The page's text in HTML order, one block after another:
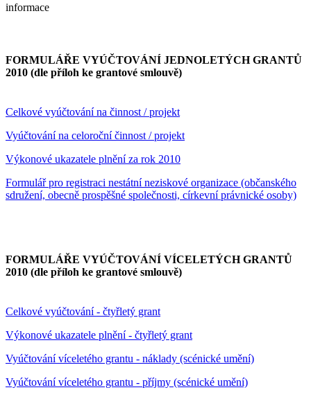
informace
FORMULÁŘE VYÚČTOVÁNÍ JEDNOLETÝCH GRANTŮ
2010 (dle příloh ke grantové smlouvě)
Celkové vyúčtování na činnost / projekt
Vyúčtování na celoroční činnost / projekt
Výkonové ukazatele plnění za rok 2010
Formulář pro registraci nestátní neziskové organizace (občanského
sdružení, obecně prospěšné společnosti, církevní právnické osoby)
FORMULÁŘE VYÚČTOVÁNÍ VÍCELETÝCH GRANTŮ
2010 (dle příloh ke grantové smlouvě)
Celkové vyúčtování - čtyřletý grant
Výkonové ukazatele plnění - čtyřletý grant
Vyúčtování víceletého grantu - náklady (scénické umění)
Vyúčtování víceletého grantu - příjmy (scénické umění)